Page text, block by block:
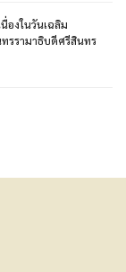
องในวันเฉลิม
รรามาธิบดีศรีสินทร